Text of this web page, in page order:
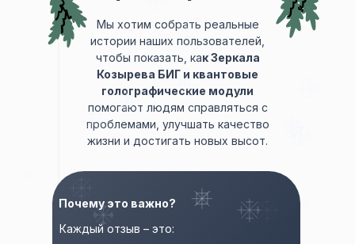
Мы хотим собрать реальные
истории наших пользователей,
чтобы показать, как Зеркала
Козырева БИГ и квантовые
голографические модули
помогают людям справляться с
проблемами, улучшать качество
жизни и достигать новых высот.
Почему это важно?
Каждый отзыв – это: